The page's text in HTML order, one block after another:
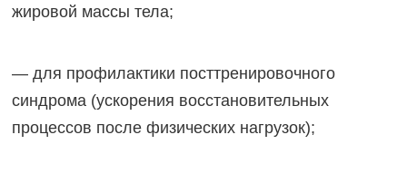
жировой массы тела;
— для профилактики посттренировочного
синдрома (ускорения восстановительных
процессов после физических нагрузок);